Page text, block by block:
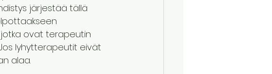
järjestää tällä
jotka ovat terapeutin
lyhytterapeutit eivät
alaa.